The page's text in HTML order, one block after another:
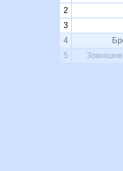
2
3
4
5